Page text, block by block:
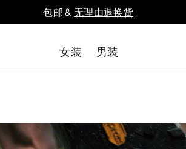
包邮 &无理由退换货
女装 男装